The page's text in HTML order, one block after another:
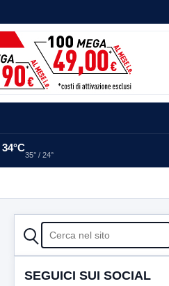
34°C
35° / 24°
CERCA
SEGUICI SUI SOCIAL